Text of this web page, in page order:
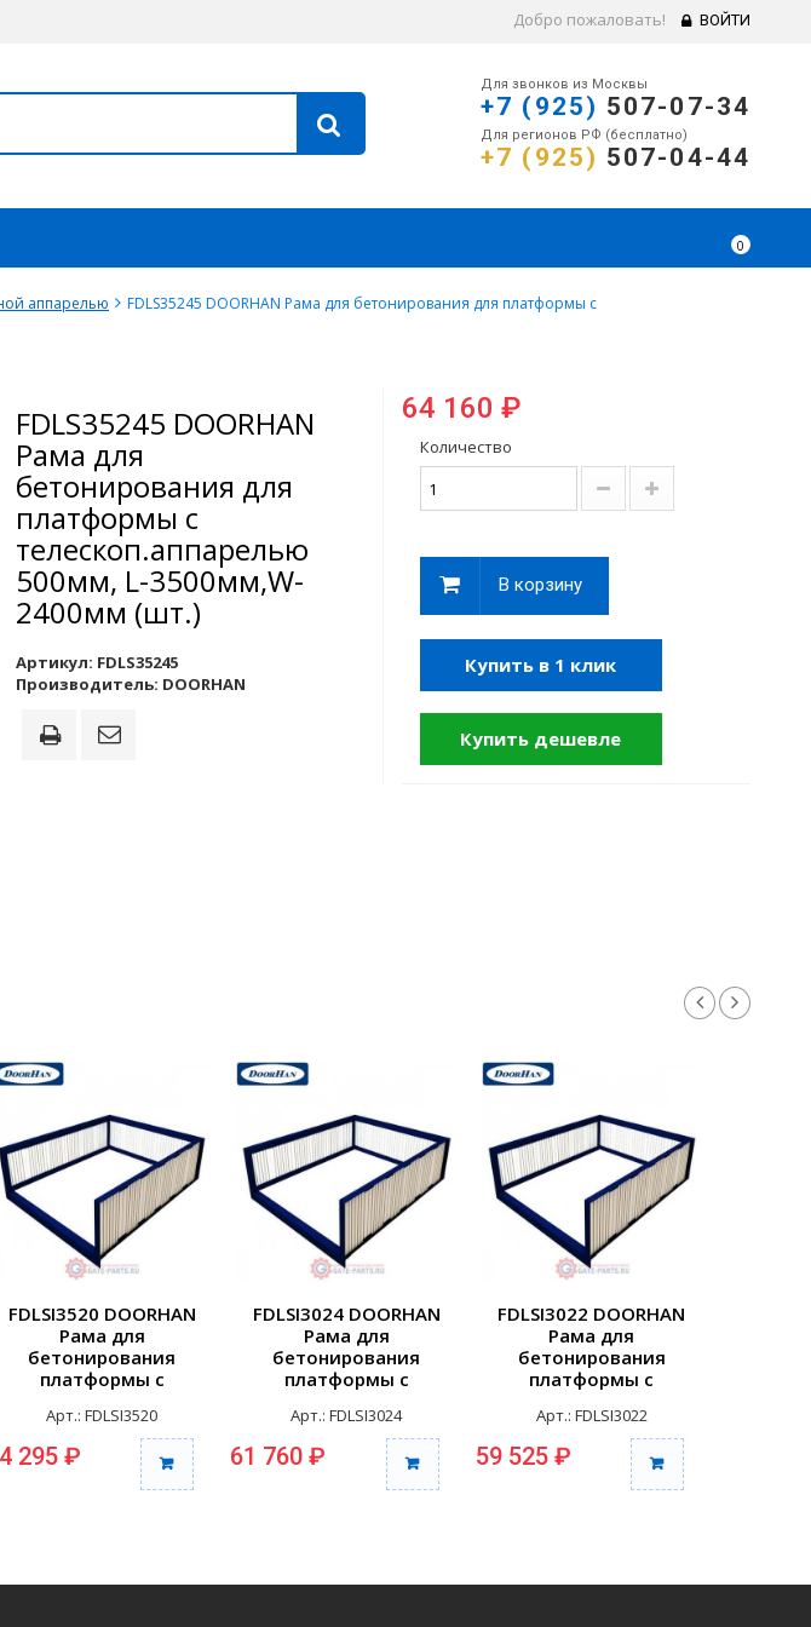
Добро пожаловать! ВОЙТИ
Для звонков из Москвы
+7 (925) 507-07-34
Для регионов РФ (бесплатно)
+7 (925) 507-04-44
0
аппарелью
FDLS35245 DOORHAN Рама для бетонирования для платформы с
FDLS35245 DOORHAN
Рама для
бетонирования для
платформы с
телескоп.аппарелью
500мм, L-3500мм,W-
2400мм (шт.)
Артикул: FDLS35245
Производитель: DOORHAN
64 160 ₽
Количество
В корзину
Купить в 1 клик
Купить дешевле
FDLSI3520 DOORHAN
Рама для
бетонирования
платформы с
серии DSI,...
Арт.: FDLSI3520
295 ₽
FDLSI3024 DOORHAN
Рама для
бетонирования
платформы с
серии DSI,...
Арт.: FDLSI3024
61 760 ₽
FDLSI3022 DOORHAN
Рама для
бетонирования
платформы с
серии DSI,...
Арт.: FDLSI3022
59 525 ₽